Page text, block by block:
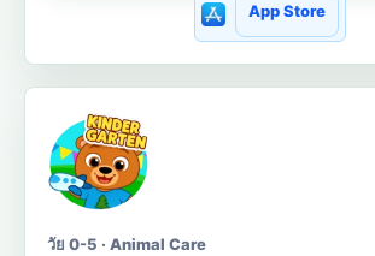
App Store
วัย 0-5 · Animal Care